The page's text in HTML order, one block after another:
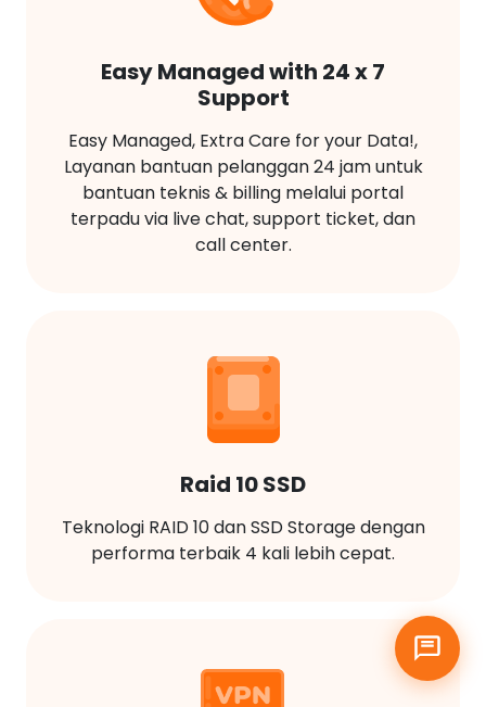
Easy Managed with 24 x 7
Support
Easy Managed, Extra Care for your Data!,
Layanan bantuan pelanggan 24 jam untuk
bantuan teknis & billing melalui portal
terpadu via live chat, support ticket, dan
call center.
Raid 10 SSD
Teknologi RAID 10 dan SSD Storage dengan
performa terbaik 4 kali lebih cepat.